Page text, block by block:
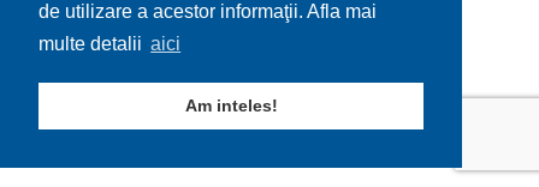
de utilizare a acestor informaţii. Afla mai
multe detalii aici
Am inteles!